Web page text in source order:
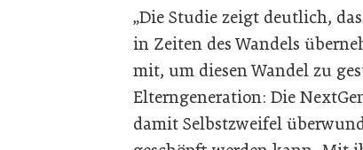
„Die Studie zeigt deutlich,
in Zeiten des Wandels
mit, um diesen Wandel zu
Elterngeneration: Die
damit Selbstzweifel